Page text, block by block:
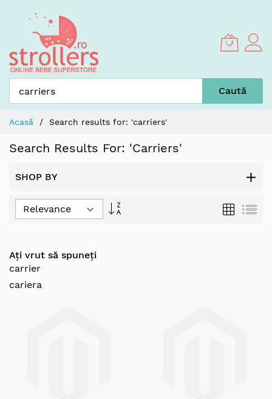
Content
Caută
Acasă Search results for: 'carriers'
Search Results For: 'carriers'
SHOP BY
Ascending
Grilă
Ați vrut să spuneți
carrier
cariera